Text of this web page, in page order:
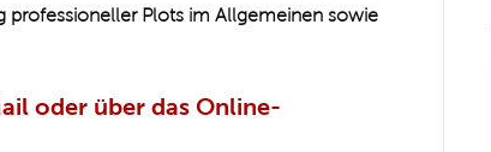
professioneller Plots im Allgemeinen sowie
oder über das Online-